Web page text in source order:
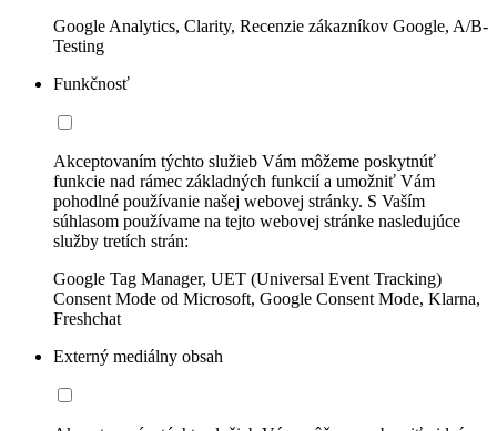
Google Analytics, Clarity, Recenzie zákazníkov Google, A/B-
Testing
Funkčnosť
Akceptovaním týchto služieb Vám môžeme poskytnúť
funkcie nad rámec základných funkcií a umožniť Vám
pohodlné používanie našej webovej stránky. S Vaším
súhlasom používame na tejto webovej stránke nasledujúce
služby tretích strán:
Google Tag Manager, UET (Universal Event Tracking)
Consent Mode od Microsoft, Google Consent Mode, Klarna,
Freshchat
Externý mediálny obsah